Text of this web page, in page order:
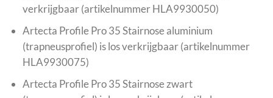
verkrijgbaar (artikelnummer HLA9930050)
Artecta Profile Pro 35 Stairnose aluminium
(trapneusprofiel) is los verkrijgbaar (artikelnummer
HLA9930075)
Artecta Profile Pro 35 Stairnose zwart